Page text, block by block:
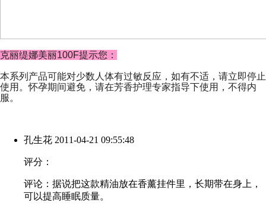
克丽缇娜美丽100F提示您：
本系列产品可能对少数人体有过敏反应，如有不适，请立即停止
使用。怀孕期间避免，请在芳香护理专家指导下使用，不得内
服。
孔生花 2011-04-21 09:55:48
评分：
评论：据说把这款精油放在香薰挂件里，长期带在身上，
可以提高睡眠质量。